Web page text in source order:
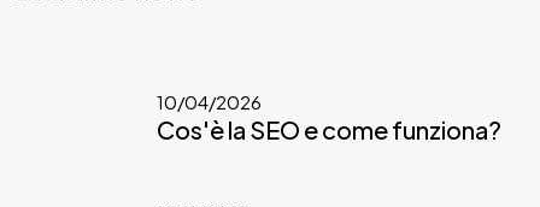
10/04/2026
Cos'è la SEO e come funziona?